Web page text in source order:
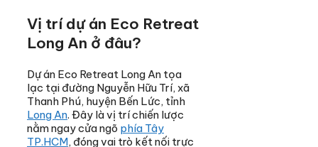
Vị trí dự án Eco Retreat
Long An ở đâu?
Dự án Eco Retreat Long An tọa
lạc tại đường Nguyễn Hữu Trí, xã
Thanh Phú, huyện Bến Lức, tỉnh
Long An. Đây là vị trí chiến lược
nằm ngay cửa ngõ phía Tây
TP.HCM, đóng vai trò kết nối trực